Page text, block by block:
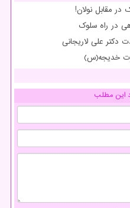
مقابل نولان!
در راه سلوک
دکتر علی لاریجانی
خدیجه(س)
این مطلب